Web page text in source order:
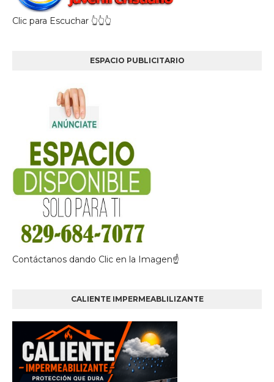
Clic para Escuchar 👆👆👆
ESPACIO PUBLICITARIO
Contáctanos dando Clic en la Imagen☝
CALIENTE IMPERMEABLILIZANTE